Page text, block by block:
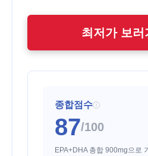
최저가 보러
종합점수 i
87/100
EPA+DHA 총합 900mg으로